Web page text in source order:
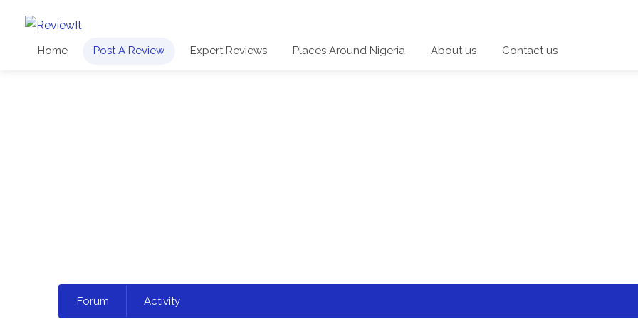
Home Post A Review Expert Reviews Places Around Nigeria About us Contact us
Forum Activity